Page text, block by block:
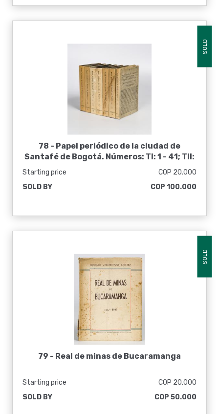
SOLD
78 - Papel periódico de la ciudad de
Santafé de Bogotá. Números: TI: 1 - 41; TII:
42 - 85 N°; TIII: 86 - 129; T IV: 130 - 174; TV:
Starting price
COP 20.000
SOLD BY
COP 100.000
SOLD
79 - Real de minas de Bucaramanga
Starting price
COP 20.000
SOLD BY
COP 50.000